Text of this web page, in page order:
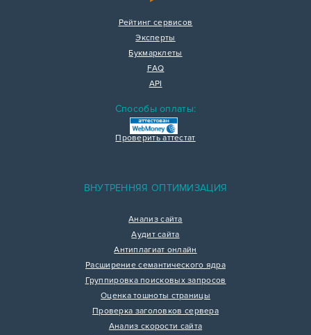
Рейтинг сервисов
Эксперты
Букмарклеты
FAQ
API
Способы оплаты:
Проверить аттестат
ВНУТРЕННЯЯ ОПТИМИЗАЦИЯ
Анализ сайта
Аудит сайта
Антиплагиат онлайн
Расширение семантического ядра
Группировка поисковых запросов
Оценка тошноты страницы
Проверка заголовков сервера
Анализ скорости сайта